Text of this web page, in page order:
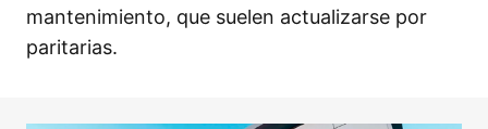
mantenimiento, que suelen actualizarse por
paritarias.